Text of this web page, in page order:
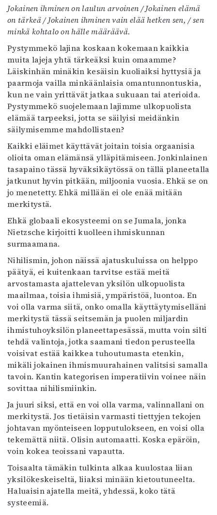
Jokainen ihminen on laulun arvoinen / Jokainen elämä
on tärkeä / Jokainen ihminen vain elää hetken sen, / sen
minkä kohtalo on hälle määräävä.
Pystymmekö lajina koskaan kokemaan kaikkia
muita lajeja yhtä tärkeäksi kuin omaamme?
Läiskinhän minäkin kesäisin kuoliaiksi hyttysiä ja
paarmoja vailla minkäänlaisia omantunnontuskia,
kun ne vain yrittävät jatkaa sukuaan tai aterioida.
Pystymmekö suojelemaan lajimme ulkopuolista
elämää tarpeeksi, jotta se säilyisi meidänkin
säilymisemme mahdollistaen?
Kaikki eläimet käyttävät joitain toisia orgaanisia
olioita oman elämänsä ylläpitämiseen. Jonkinlainen
tasapaino tässä hyväksikäytössä on tällä planeetalla
jatkunut hyvin pitkään, miljoonia vuosia. Ehkä se on
jo menetetty. Ehkä millään ei ole enää mitään
merkitystä.
Ehkä globaali ekosysteemi on se Jumala, jonka
Nietzsche kirjoitti kuolleen ihmiskunnan
surmaamana.
Nihilismin, johon näissä ajatuskuluissa on helppo
päätyä, ei kuitenkaan tarvitse estää meitä
arvostamasta ajattelevan yksilön ulkopuolista
maailmaa, toisia ihmisiä, ympäristöä, luontoa. En
voi olla varma siitä, onko omalla käyttäytymiselläni
merkitystä tässä seitsemän ja puolen miljardin
ihmistuhoyksilön planeettapesässä, mutta voin silti
tehdä valintoja, jotka saamani tiedon perusteella
voisivat estää kaikkea tuhoutumasta etenkin,
mikäli jokainen ihmismuurahainen valitsisi samalla
tavoin. Kantin kategorisen imperatiivin voinee näin
sovittaa nihilismiinkin.
Ja juuri siksi, että en voi olla varma, valinnallani on
merkitystä. Jos tietäisin varmasti tiettyjen tekojen
johtavan myönteiseen lopputulokseen, en voisi olla
tekemättä niitä. Olisin automaatti. Koska epäröin,
voin kokea teoissani vapautta.
Toisaalta tämäkin tulkinta alkaa kuulostaa liian
yksilökeskeiseltä, liiaksi minään kietoutuneelta.
Haluaisin ajatella meitä, yhdessä, koko tätä
systeemiä.